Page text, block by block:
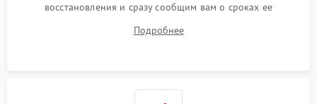
восстановления и сразу сообщим вам о сроках ее
Подробнее